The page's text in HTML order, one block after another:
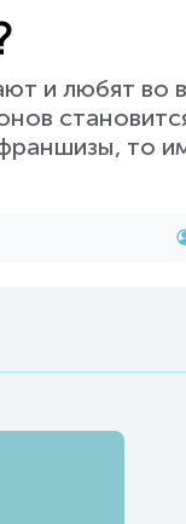
и любят во
то